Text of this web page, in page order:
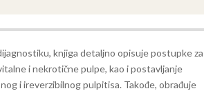
knjiga detaljno opisuje postupke za
i nekrotične pulpe, kao i postavljanje
i ireverzibilnog pulpitisa. Takođe, obrađuje